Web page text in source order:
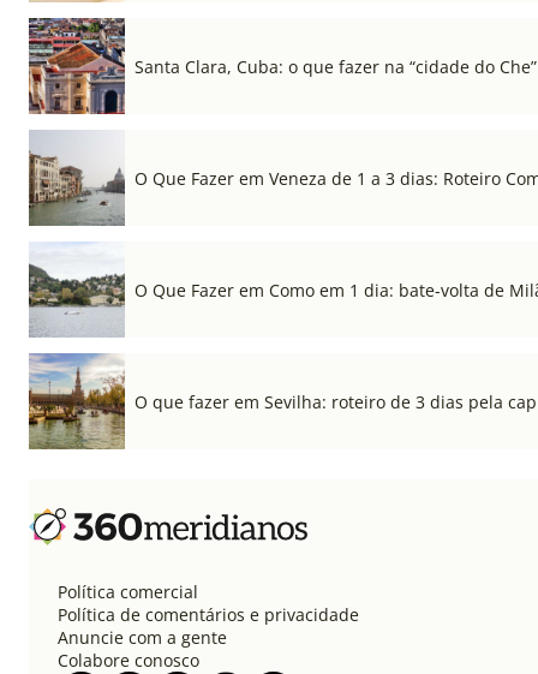
Santa Clara, Cuba: o que fazer na “cidade do Che”
O Que Fazer em Veneza de 1 a 3 dias: Roteiro
O Que Fazer em Como em 1 dia: bate-volta de
O que fazer em Sevilha: roteiro de 3 dias pela
Política comercial
Política de comentários e privacidade
Anuncie com a gente
Colabore conosco